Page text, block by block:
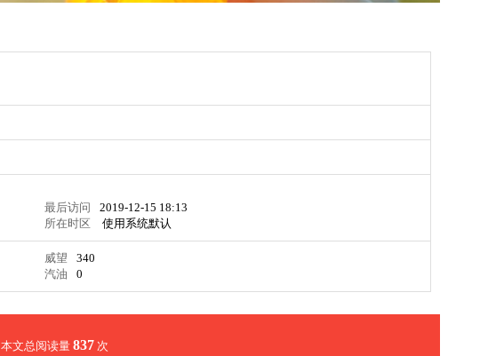
最后访问
2019-12-15 18:13
所在时区 使用系统默认
威望
340
汽油 0
本文总阅读量 837次